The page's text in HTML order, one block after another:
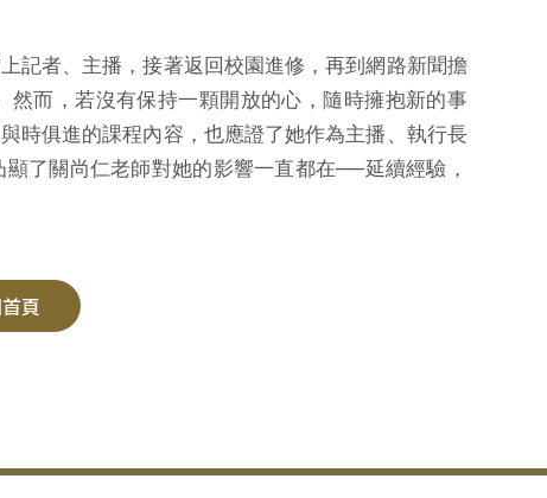
記者、主播，接著返回校園進修，再到網路新聞擔
而，若沒有保持一顆開放的心，隨時擁抱新的事
時俱進的課程內容，也應證了她作為主播、執行長
了關尚仁老師對她的影響一直都在──延續經驗，
頁